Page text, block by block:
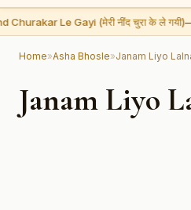
Le Gayi (मेरी नींद चुरा के ले गयी)—
Home»Asha Bhosle»Janam Liyo
Janam Liyo